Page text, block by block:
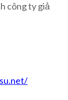
công ty giả